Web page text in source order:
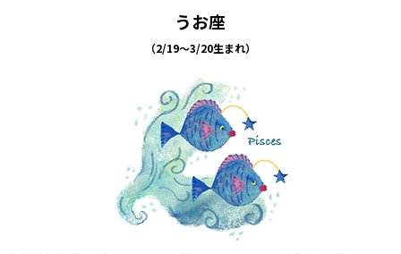
うお座
（2/19～3/20生まれ）